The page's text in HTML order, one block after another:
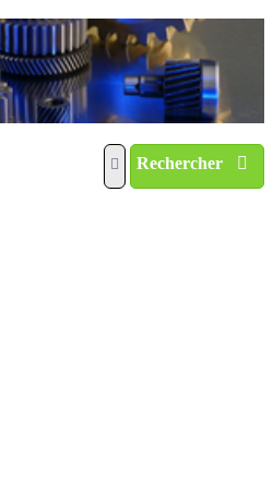
Rechercher